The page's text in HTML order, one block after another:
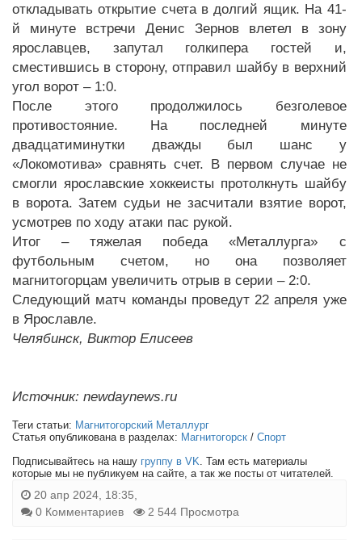
откладывать открытие счета в долгий ящик. На 41-
й минуте встречи Денис Зернов влетел в зону
ярославцев, запутал голкипера гостей и,
сместившись в сторону, отправил шайбу в верхний
угол ворот – 1:0.
После этого продолжилось безголевое
противостояние. На последней минуте
двадцатиминутки дважды был шанс у
«Локомотива» сравнять счет. В первом случае не
смогли ярославские хоккеисты протолкнуть шайбу
в ворота. Затем судьи не засчитали взятие ворот,
усмотрев по ходу атаки пас рукой.
Итог – тяжелая победа «Металлурга» с
футбольным счетом, но она позволяет
магнитогорцам увеличить отрыв в серии – 2:0.
Следующий матч команды проведут 22 апреля уже
в Ярославле.
Челябинск, Виктор Елисеев
Источник: newdaynews.ru
Теги статьи: Магнитогорский Металлург
Статья опубликована в разделах: Магнитогорск / Спорт
Подписывайтесь на нашу группу в VK . Там есть материалы
которые мы не публикуем на сайте, а так же посты от читателей.
20 апр 2024, 18:35,
0 Комментариев
2 544 Просмотра